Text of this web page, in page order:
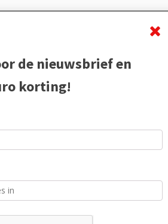
de nieuwsbrief en
korting!